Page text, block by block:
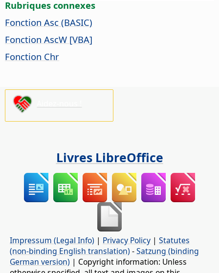
Rubriques connexes
Fonction Asc (BASIC)
Fonction AscW [VBA]
Fonction Chr
Livres LibreOffice
Impressum (Legal Info) | Privacy Policy | Statutes
(non-binding English translation) -Satzung (binding
German version) | Copyright information: Unless